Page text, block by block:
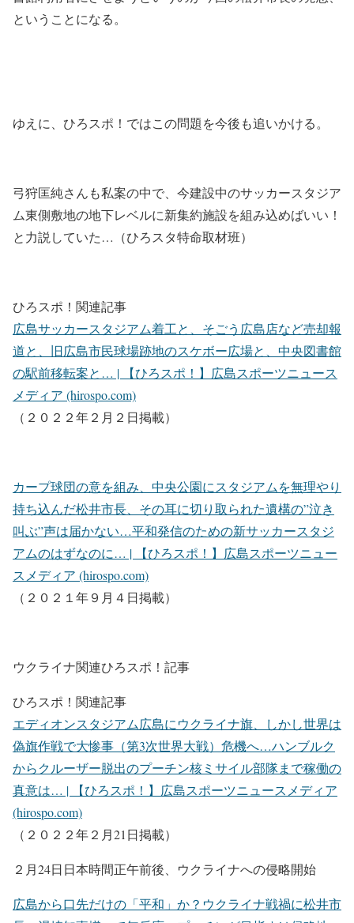
ということになる。
ゆえに、ひろスポ！ではこの問題を今後も追いかける。
弓狩匡純さんも私案の中で、今建設中のサッカースタジア
ム東側敷地の地下レベルに新集約施設を組み込めばいい！
と力説していた…（ひろスタ特命取材班）
ひろスポ！関連記事
広島サッカースタジアム着工と、そごう広島店など売却報
道と、旧広島市民球場跡地のスケボー広場と、中央図書館
の駅前移転案と… | 【ひろスポ！】広島スポーツニュース
メディア (hirospo.com)
（２０２２年２月２日掲載）
カープ球団の意を組み、中央公園にスタジアムを無理やり
持ち込んだ松井市長、その耳に切り取られた遺構の”泣き
叫ぶ”声は届かない…平和発信のための新サッカースタジ
アムのはずなのに… | 【ひろスポ！】広島スポーツニュー
スメディア (hirospo.com)
（２０２１年９月４日掲載）
ウクライナ関連ひろスポ！記事
ひろスポ！関連記事
エディオンスタジアム広島にウクライナ旗、しかし世界は
偽旗作戦で大惨事（第3次世界大戦）危機へ…ハンブルク
からクルーザー脱出のプーチン核ミサイル部隊まで稼働の
真意は… | 【ひろスポ！】広島スポーツニュースメディア
(hirospo.com)
（２０２２年２月21日掲載）
２月24日日本時間正午前後、ウクライナへの侵略開始
広島から口先だけの「平和」か？ウクライナ戦禍に松井市